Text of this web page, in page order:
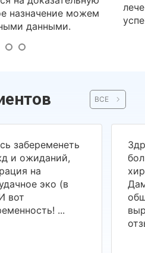
назначение можем
данными.
ВСЕ
забеременеть
и ожиданий,
на
эко (в
вот
...